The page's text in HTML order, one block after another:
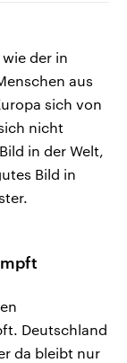
der in
aus
sich von
nicht
in der Welt,
Bild in
Deutschland
da bleibt nur